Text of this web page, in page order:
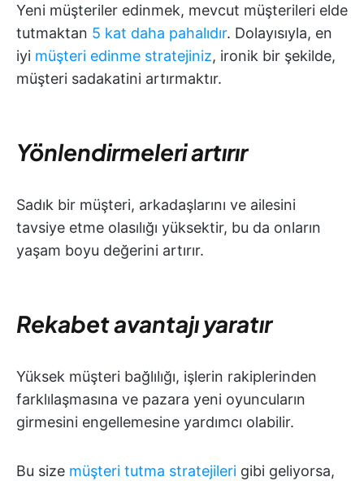
Yeni müşteriler edinmek, mevcut müşterileri elde
tutmaktan 5 kat daha pahalıdır. Dolayısıyla, en
iyi müşteri edinme stratejiniz, ironik bir şekilde,
müşteri sadakatini artırmaktır.
Yönlendirmeleri artırır
Sadık bir müşteri, arkadaşlarını ve ailesini
tavsiye etme olasılığı yüksektir, bu da onların
yaşam boyu değerini artırır.
Rekabet avantajı yaratır
Yüksek müşteri bağlılığı, işlerin rakiplerinden
farklılaşmasına ve pazara yeni oyuncuların
girmesini engellemesine yardımcı olabilir.
Bu size müşteri tutma stratejileri gibi geliyorsa,